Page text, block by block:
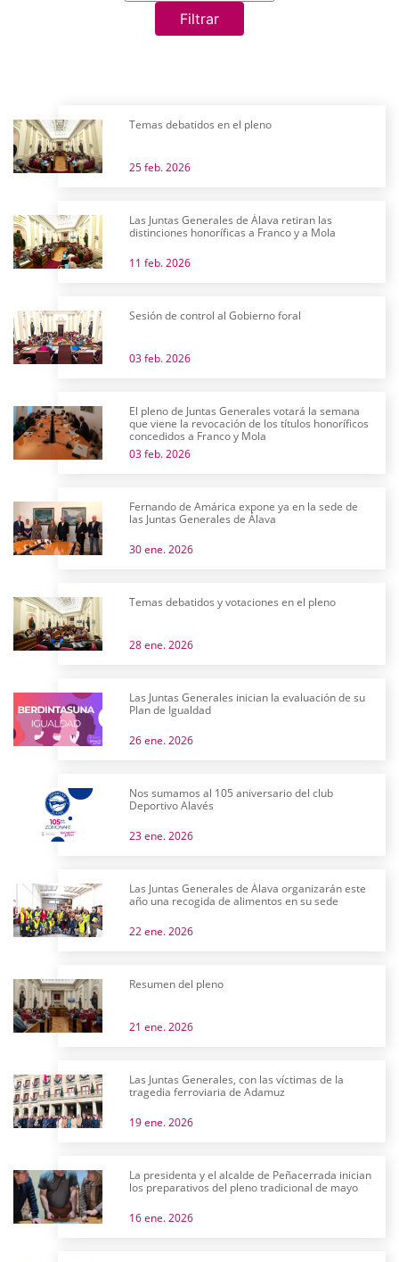
Filtrar
Temas debatidos en el pleno
25 feb. 2026
Las Juntas Generales de Álava retiran las
distinciones honoríficas a Franco y a Mola
11 feb. 2026
Sesión de control al Gobierno foral
03 feb. 2026
El pleno de Juntas Generales votará la semana
que viene la revocación de los títulos honoríficos
concedidos a Franco y Mola
03 feb. 2026
Fernando de Amárica expone ya en la sede de
las Juntas Generales de Álava
30 ene. 2026
Temas debatidos y votaciones en el pleno
28 ene. 2026
Las Juntas Generales inician la evaluación de su
Plan de Igualdad
26 ene. 2026
Nos sumamos al 105 aniversario del club
Deportivo Alavés
23 ene. 2026
Las Juntas Generales de Álava organizarán este
año una recogida de alimentos en su sede
22 ene. 2026
Resumen del pleno
21 ene. 2026
Las Juntas Generales, con las víctimas de la
tragedia ferroviaria de Adamuz
19 ene. 2026
La presidenta y el alcalde de Peñacerrada inician
los preparativos del pleno tradicional de mayo
16 ene. 2026